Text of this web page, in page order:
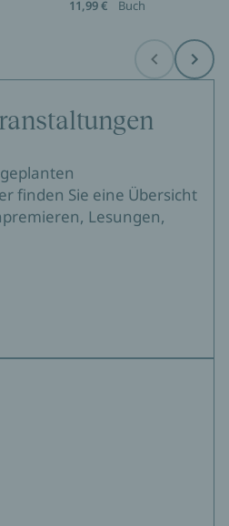
11,99 € Buch
Before Next
finden Sie eine Übersicht
Lesungen,